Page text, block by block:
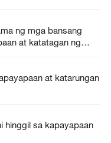
ng mga bansang
at katatagan ng
at katarungan
hinggil sa kapayapaan